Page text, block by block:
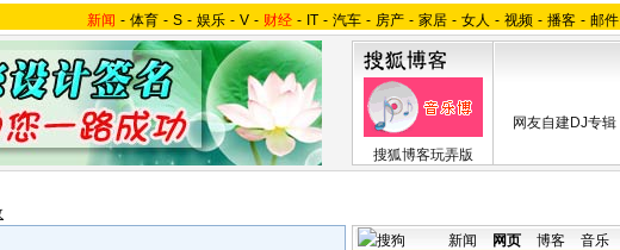
新闻 - 体育 - S - 娱乐 - V - 财经 - IT - 汽车 - 房产 - 家居 - 女人 - 视频 - 播客 - 邮件
搜狐博客玩弄版
网友自建DJ专辑
新闻 网页 博客 音乐